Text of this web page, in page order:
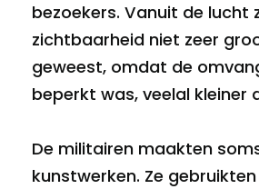
bezoekers. Vanuit de lucht
zichtbaarheid niet zeer
geweest, omdat de
beperkt was, veelal kleiner
De militairen maakten
kunstwerken. Ze